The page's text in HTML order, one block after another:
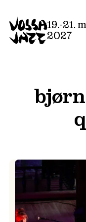
to
content
19.-21.
2027